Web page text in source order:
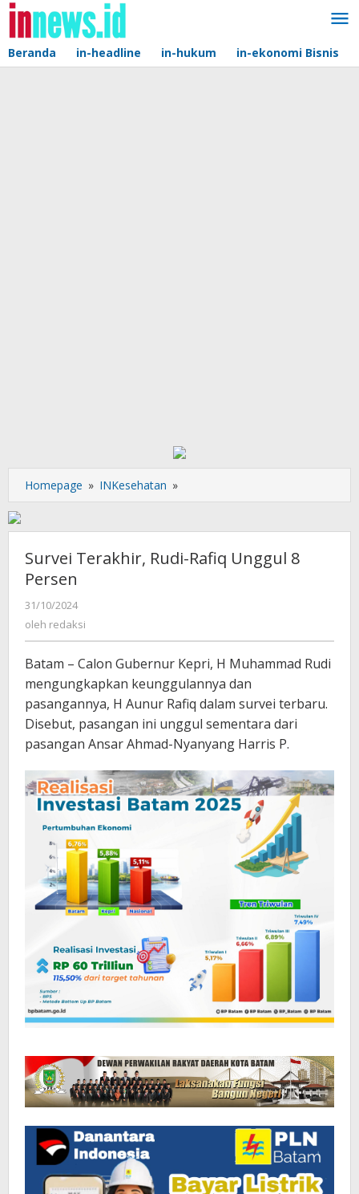
Lewati
konten
Beranda in-headline in-hukum in-ekonomi Bisnis
Homepage » INKesehatan »
Terakhir,
Rafiq
Unggul
8
Survei Terakhir, Rudi-Rafiq Unggul 8
Persen
31/10/2024
redaksi
oleh redaksi
Batam – Calon Gubernur Kepri, H Muhammad Rudi
mengungkapkan keunggulannya dan
pasangannya, H Aunur Rafiq dalam survei terbaru.
Disebut, pasangan ini unggul sementara dari
pasangan Ansar Ahmad-Nyanyang Harris P.